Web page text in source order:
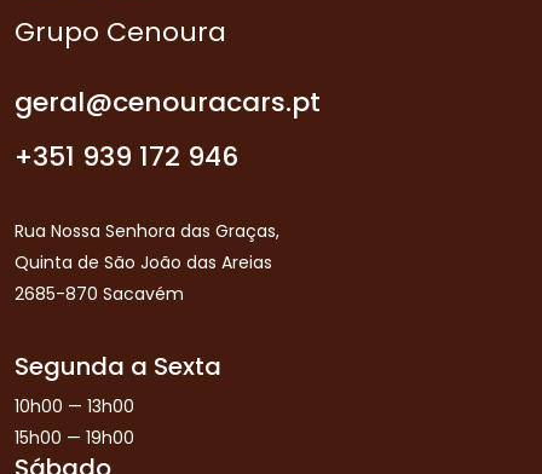
Grupo Cenoura
geral@cenouracars.pt
+351 939 172 946
Rua Nossa Senhora das Graças,
Quinta de São João das Areias
2685-870 Sacavém
Segunda a Sexta
10h00 — 13h00
15h00 — 19h00